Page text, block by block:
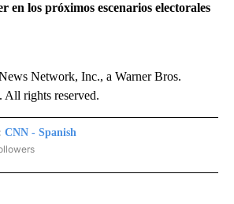
en los próximos escenarios electorales
Network, Inc., a Warner Bros.
All rights reserved.
CNN - Spanish
- SPANISH" TO RECEIVE NOTIFICATIONS ABOUT